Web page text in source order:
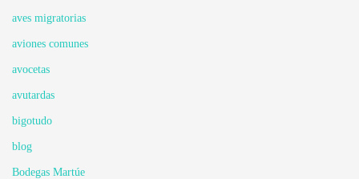
aves migratorias
aviones comunes
avocetas
avutardas
bigotudo
blog
Bodegas Martúe